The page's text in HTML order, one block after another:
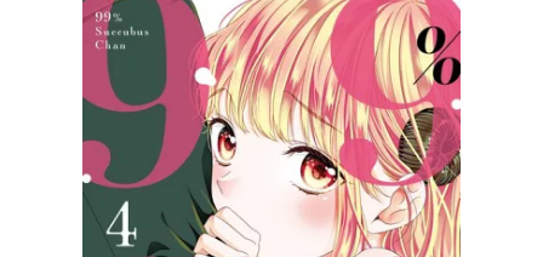
天天免運 美食蛋糕 養生保健 民生用品
居家生活 3C家電 運動休閒 親子玩具
男裝 化妝保養 情趣用品